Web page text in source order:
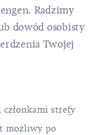
Radzimy
dowód osobisty
Twojej
strefy
możliwy po